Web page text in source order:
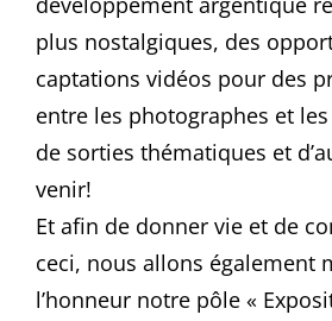
plus nostalgiques, des
captations vidéos pour des
entre les photographes et
de sorties thématiques et
venir!
Et afin de donner vie et de
ceci, nous allons également
l’honneur notre pôle «